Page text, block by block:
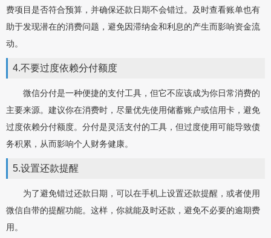
费项目是否符合预算，并确保还款日期不会错过。及时查看账单也有
助于发现潜在的消费问题，避免因滞纳金和利息的产生而影响资金流
动。
4.不要过度依赖分付额度
微信分付是一种便捷的支付工具，但它不应该成为你日常消费的
主要来源。建议你在消费时，尽量优先使用储蓄账户或信用卡，避免
过度依赖分付额度。分付是灵活支付的工具，但过度使用可能导致债
务积累，从而影响个人财务健康。
5.设置还款提醒
为了避免错过还款日期，可以在手机上设置还款提醒，或者使用
微信自带的提醒功能。这样，你就能及时还款，避免不必要的逾期费
用。